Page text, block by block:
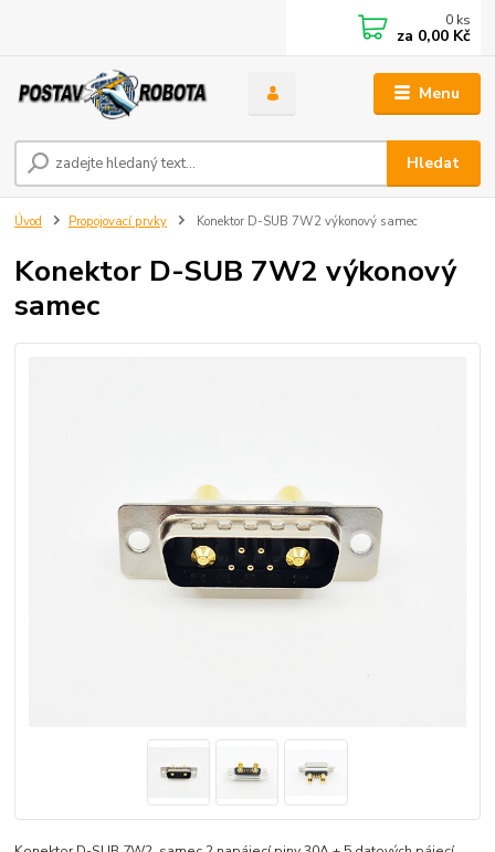
Menu
Hledat
0 ks
za 0,00 Kč
Úvod Propojovací prvky Konektor D-SUB 7W2 výkonový samec
Konektor D-SUB 7W2 výkonový
samec